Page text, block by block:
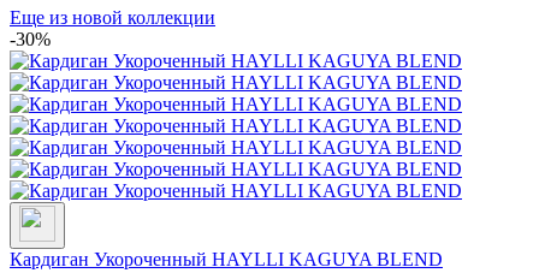
Еще из новой коллекции
-30%
Кардиган Укороченный HAYLLI KAGUYA BLEND